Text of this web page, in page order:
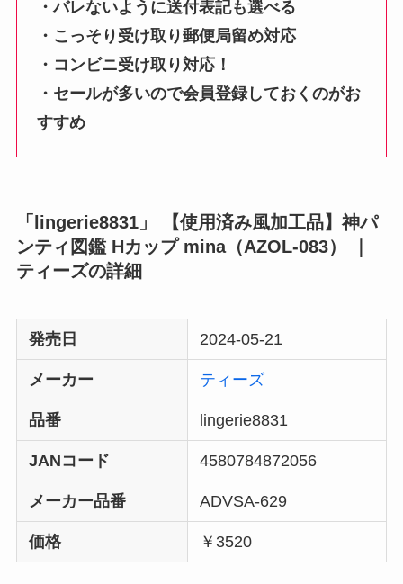
・バレないように送付表記も選べる
・こっそり受け取り郵便局留め対応
・コンビニ受け取り対応！
・セールが多いので会員登録しておくのがお
すすめ
「lingerie8831」 【使用済み風加工品】神パ
ンティ図鑑 Hカップ mina（AZOL-083） ｜
ティーズの詳細
発売日 2024-05-21
メーカー ティーズ
品番 lingerie8831
JANコード 4580784872056
メーカー品番 ADVSA-629
価格 ￥3520